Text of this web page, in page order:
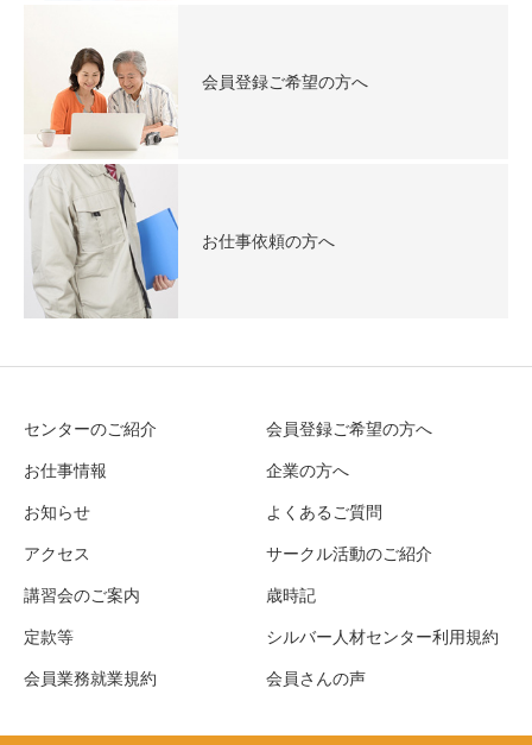
会員登録ご希望の方へ
お仕事依頼の方へ
センターのご紹介
会員登録ご希望の方へ
お仕事情報
企業の方へ
お知らせ
よくあるご質問
アクセス
サークル活動のご紹介
講習会のご案内
歳時記
定款等
シルバー人材センター利用規約
会員業務就業規約
会員さんの声